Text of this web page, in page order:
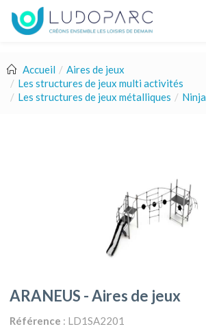
Accueil
Aires de jeux
Les structures de jeux multi activités
Les structures de jeux métalliques
Ninja
ARANEUS - Aires de jeux
Référence : LD1SA2201